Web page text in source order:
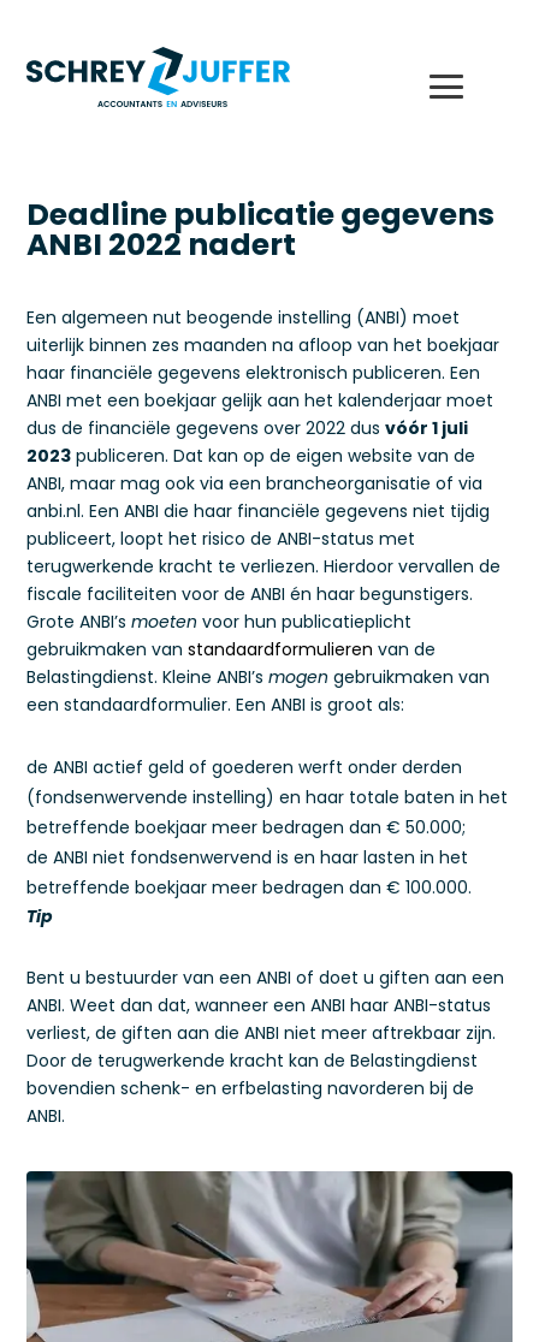
Deadline publicatie gegevens
ANBI 2022 nadert
Een algemeen nut beogende instelling (ANBI) moet
uiterlijk binnen zes maanden na afloop van het boekjaar
haar financiële gegevens elektronisch publiceren. Een
ANBI met een boekjaar gelijk aan het kalenderjaar moet
dus de financiële gegevens over 2022 dusvóór 1 juli
2023 publiceren. Dat kan op de eigen website van de
ANBI, maar mag ook via een brancheorganisatie of via
anbi.nl. Een ANBI die haar financiële gegevens niet tijdig
publiceert, loopt het risico de ANBI-status met
terugwerkende kracht te verliezen. Hierdoor vervallen de
fiscale faciliteiten voor de ANBI én haar begunstigers.
Grote ANBI’smoeten voor hun publicatieplicht
gebruikmaken vanstandaardformulieren van de
Belastingdienst. Kleine ANBI’smogengebruikmaken van
een standaardformulier. Een ANBI is groot als:
de ANBI actief geld of goederen werft onder derden
(fondsenwervende instelling) en haar totale baten in het
betreffende boekjaar meer bedragen dan € 50.000;
de ANBI niet fondsenwervend is en haar lasten in het
betreffende boekjaar meer bedragen dan € 100.000.
Tip
Bent u bestuurder van een ANBI of doet u giften aan een
ANBI. Weet dan dat, wanneer een ANBI haar ANBI-status
verliest, de giften aan die ANBI niet meer aftrekbaar zijn.
Door de terugwerkende kracht kan de Belastingdienst
bovendien schenk- en erfbelasting navorderen bij de
ANBI.